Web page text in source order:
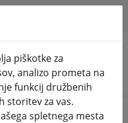
piškotke za
analizo prometa na
funkcij družbenih
storitev za vas.
spletnega mesta